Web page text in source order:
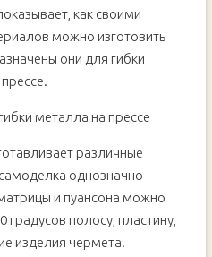
как своими
можно изготовить
они для гибки
различные
однозначно
и пуансона можно
градусов полосу, пластину,
изделия чермета.